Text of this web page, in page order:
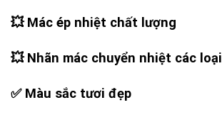
💥Mác ép nhiệt chất lượng
💥Nhãn mác chuyển nhiệt các loại
✅Màu sắc tươi đẹp